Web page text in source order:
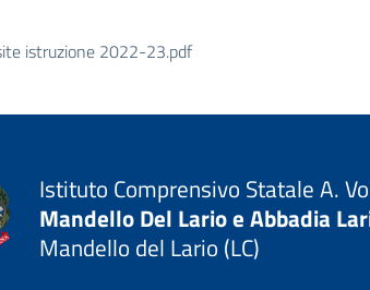
istruzione 2022-23.pdf
Istituto Comprensivo Statale A.
Mandello Del Lario e Abbadia
Mandello del Lario (LC)